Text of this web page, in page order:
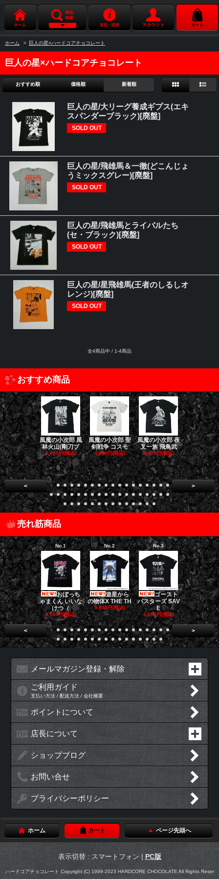
ホーム > 巨人の星×ハードコアチョコレート
巨人の星×ハードコアチョコレート
おすすめ順 価格順 新着順
巨人の星/大リーグ養成ギプス(エキ
スパンダーブラック)[廃盤]
SOLD OUT
巨人の星/飛雄馬＆一徹(どこんじょ
うミックスグレー)[廃盤]
SOLD OUT
巨人の星/飛雄馬とライバルたち
(セ・ブラック)[廃盤]
SOLD OUT
巨人の星/星飛雄馬(王者のしるしオ
レンジ)[廃盤]
SOLD OUT
全4商品中 / 1-4商品
おすすめ商品
風魔の小次郎 風
林火山(剛刀ブ
4,400円(税込)
風魔の小次郎 聖
剣戦争 コスモ
4,400円(税込)
風魔の小次郎 夜
叉一族 飛鳥武
4,400円(税込)
風魔の小次
魔一族 竜
4,400円(税
< >
売れ筋商品
No.1
おぼっち
ゃまくん いいな
けつ（
5,500円(税込)
No.2
遊星から
の物体X THE TH
5,500円(税込)
No.3
ゴースト
バスターズ SAV
E
5,500円(税込)
No.4
ゴー
バスターズ
ージャ
5,500円(税
< >
メールマガジン登録・解除
ご利用ガイド
支払い方法 / 配送方法 / 会社概要
ポイントについて
店長について
ショップブログ
お問い合せ
プライバシーポリシー
ホーム カート ページ先頭へ
表示切替 : スマートフォン | PC版
ハードコアチョコレート Copyright (C) 1999-2023 HARDCORE CHOCOLATE All Rights Reser